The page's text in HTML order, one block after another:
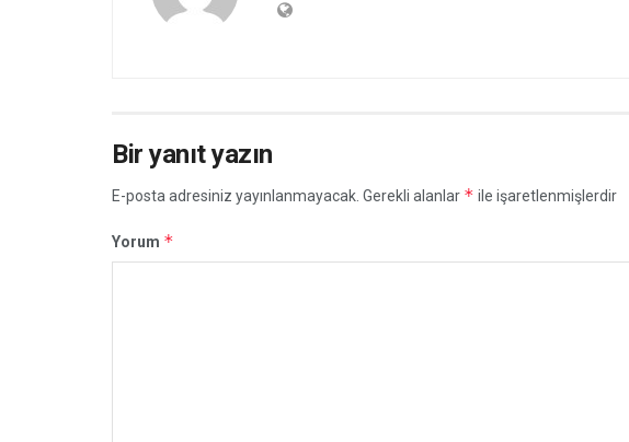
Bir yanıt yazın
E-posta adresiniz yayınlanmayacak. Gerekli alanlar * ile işaretlenmişlerdir
Yorum *